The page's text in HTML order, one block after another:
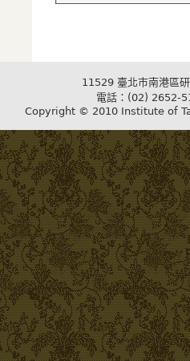
11529 臺北市南港區
電話：(02) 2652-
Copyright © 2010 Institute of